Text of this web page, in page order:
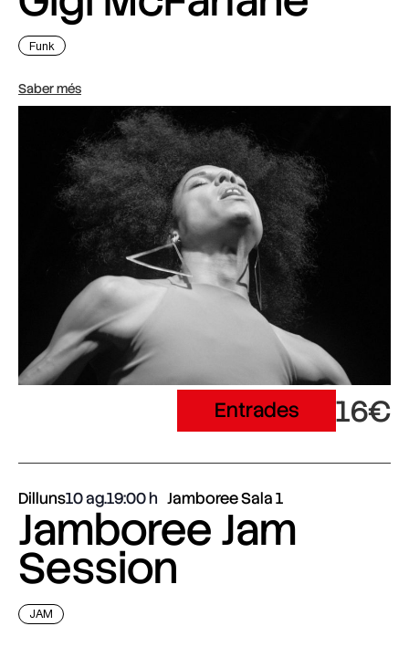
Funk
Saber més
Entrades 16€
Dilluns10 ag.19:00 Jamboree Sala 1
Jamboree Jam
Session
JAM